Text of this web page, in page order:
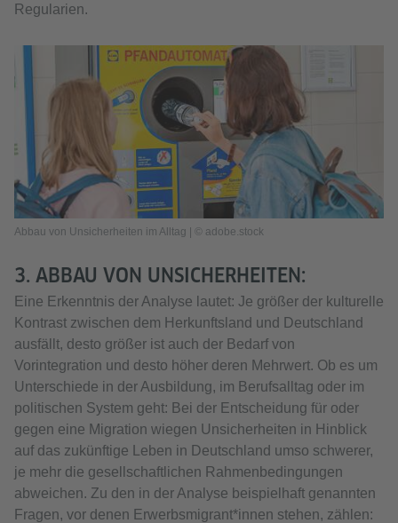
Regularien.
Abbau von Unsicherheiten im Alltag | © adobe.stock
3. ABBAU VON UNSICHERHEITEN:
Eine Erkenntnis der Analyse lautet: Je größer der kulturelle
Kontrast zwischen dem Herkunftsland und Deutschland
ausfällt, desto größer ist auch der Bedarf von
Vorintegration und desto höher deren Mehrwert. Ob es um
Unterschiede in der Ausbildung, im Berufsalltag oder im
politischen System geht: Bei der Entscheidung für oder
gegen eine Migration wiegen Unsicherheiten in Hinblick
auf das zukünftige Leben in Deutschland umso schwerer,
je mehr die gesellschaftlichen Rahmenbedingungen
abweichen. Zu den in der Analyse beispielhaft genannten
Fragen, vor denen Erwerbsmigrant*innen stehen, zählen: